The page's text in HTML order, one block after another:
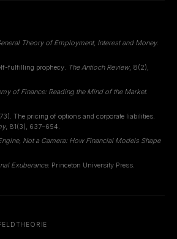
Theory of Employment, Interest and Money.
fulfilling prophecy. The Antioch Review, 8(2),
of Finance: Reading the Mind of the Market.
The pricing of options and corporate liabilities.
, 81(3), 637–654.
Not a Camera: How Financial Models Shape
Exuberance. Princeton University Press.